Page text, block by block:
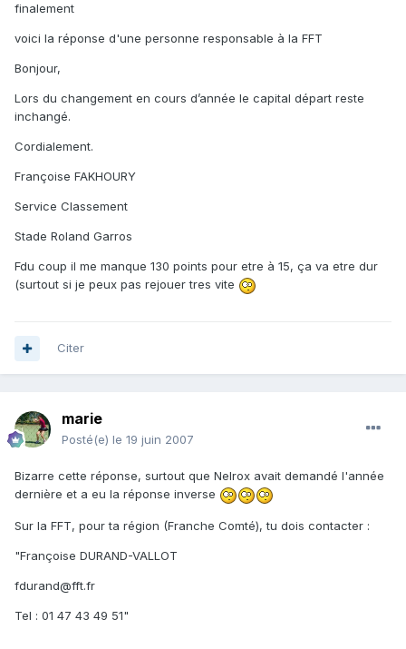
finalement
voici la réponse d'une personne responsable à la FFT
Bonjour,
Lors du changement en cours d’année le capital départ reste
inchangé.
Cordialement.
Françoise FAKHOURY
Service Classement
Stade Roland Garros
Fdu coup il me manque 130 points pour etre à 15, ça va etre dur
(surtout si je peux pas rejouer tres vite
Citer
marie
Posté(e) le 19 juin 2007
Bizarre cette réponse, surtout que Nelrox avait demandé l'année
dernière et a eu la réponse inverse
Sur la FFT, pour ta région (Franche Comté), tu dois contacter :
"Françoise DURAND-VALLOT
fdurand@fft.fr
Tel : 01 47 43 49 51"